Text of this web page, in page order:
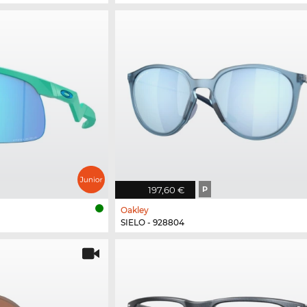
197,60 € P
Oakley
SIELO - 928804